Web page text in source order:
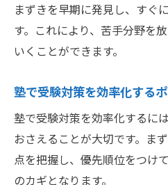
まずきを早期に発見し、すぐ
す。これにより、苦手分野を
いくことができます。
塾で受験対策を効率化する
塾で受験対策を効率化するに
おさえることが大切です。ま
点を把握し、優先順位をつけ
のカギとなります。